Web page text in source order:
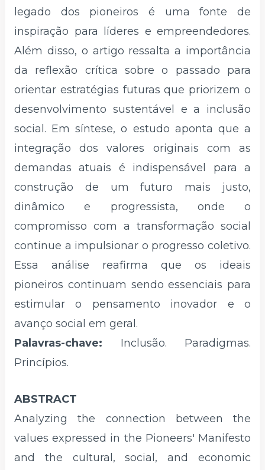
legado dos pioneiros é uma fonte de
inspiração para líderes e empreendedores.
Além disso, o artigo ressalta a importância
da reflexão crítica sobre o passado para
orientar estratégias futuras que priorizem o
desenvolvimento sustentável e a inclusão
social. Em síntese, o estudo aponta que a
integração dos valores originais com as
demandas atuais é indispensável para a
construção de um futuro mais justo,
dinâmico e progressista, onde o
compromisso com a transformação social
continue a impulsionar o progresso coletivo.
Essa análise reafirma que os ideais
pioneiros continuam sendo essenciais para
estimular o pensamento inovador e o
avanço social em geral.
Palavras-chave: Inclusão. Paradigmas.
Princípios.
ABSTRACT
Analyzing the connection between the
values expressed in the Pioneers' Manifesto
and the cultural, social, and economic